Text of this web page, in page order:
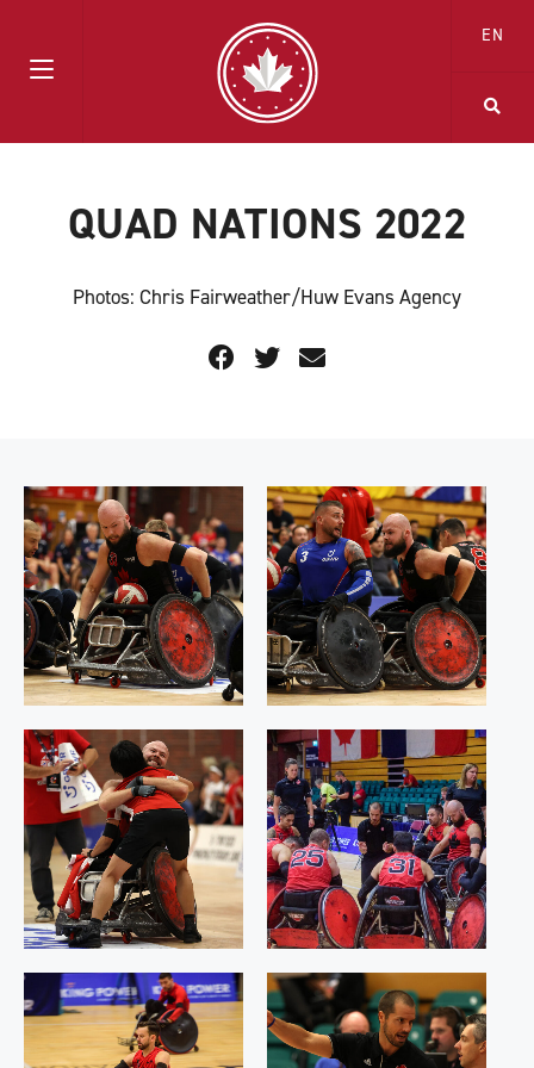
EN
QUAD NATIONS 2022
Photos: Chris Fairweather/Huw Evans Agency